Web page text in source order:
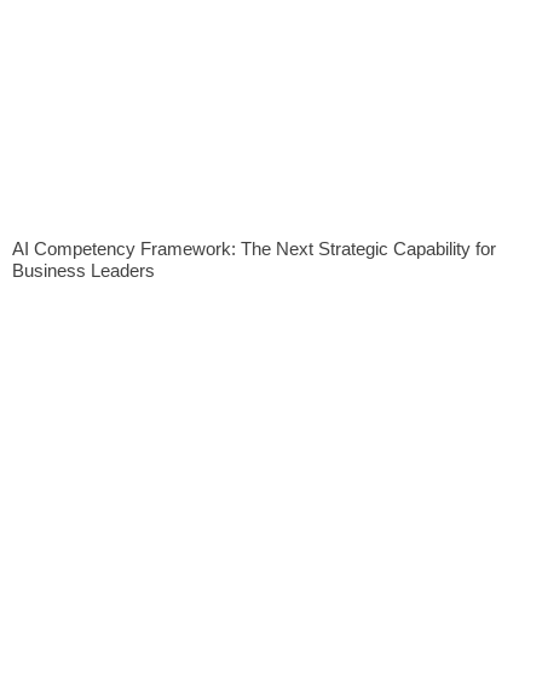
AI Competency Framework: The Next Strategic Capability for
Business Leaders